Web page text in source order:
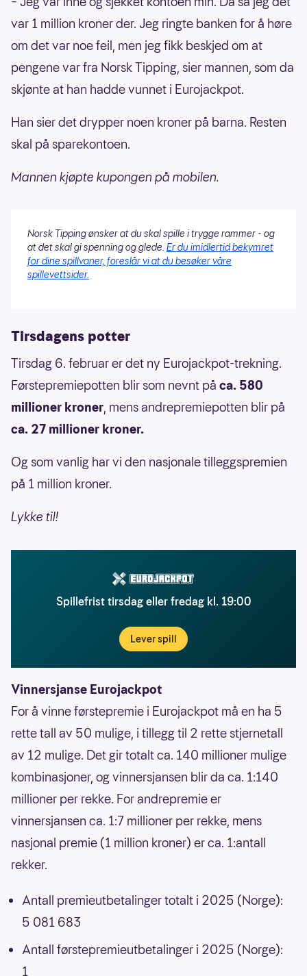
var 1 million kroner der. Jeg ringte banken for å høre
om det var noe feil, men jeg fikk beskjed om at
pengene var fra Norsk Tipping, sier mannen, som da
skjønte at han hadde vunnet i Eurojackpot.
Han sier det drypper noen kroner på barna. Resten
skal på sparekontoen.
Mannen kjøpte kupongen på mobilen.
Norsk Tipping ønsker at du skal spille i trygge rammer - og
at det skal gi spenning og glede. Er du imidlertid bekymret
for dine spillvaner, foreslår vi at du besøker våre
spillevettsider.
Tirsdagens potter
Tirsdag 6. februar er det ny Eurojackpot-trekning.
Førstepremiepotten blir som nevnt på ca. 580
millioner kroner, mens andrepremiepotten blir på
ca. 27 millioner kroner.
Og som vanlig har vi den nasjonale tilleggspremien
på 1 million kroner.
Lykke til!
Spillefrist tirsdag eller fredag kl. 19:00
Lever spill
Vinnersjanse Eurojackpot
For å vinne førstepremie i Eurojackpot må en ha 5
rette tall av 50 mulige, i tillegg til 2 rette stjernetall
av 12 mulige. Det gir totalt ca. 140 millioner mulige
kombinasjoner, og vinnersjansen blir da ca. 1:140
millioner per rekke. For andrepremie er
vinnersjansen ca. 1:7 millioner per rekke, mens
nasjonal premie (1 million kroner) er ca. 1:antall
rekker.
Antall premieutbetalinger totalt i 2025 (Norge):
5 081 683
Antall førstepremieutbetalinger i 2025 (Norge):
1